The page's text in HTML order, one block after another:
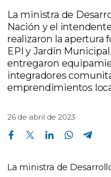
La ministra de
Nación y el
realizaron la apertura
EPI y Jardín
entregaron
integradores
emprendimientos
26 de abril de 2023
Compartir en Facebook Compartir en Twitter Compartir en Linkedin Compartir en Whatsapp
La ministra de